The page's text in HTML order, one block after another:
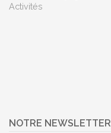
Activités
NOTRE NEWSLETTER